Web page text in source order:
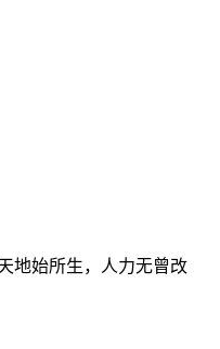
地始所生，人力无曾改